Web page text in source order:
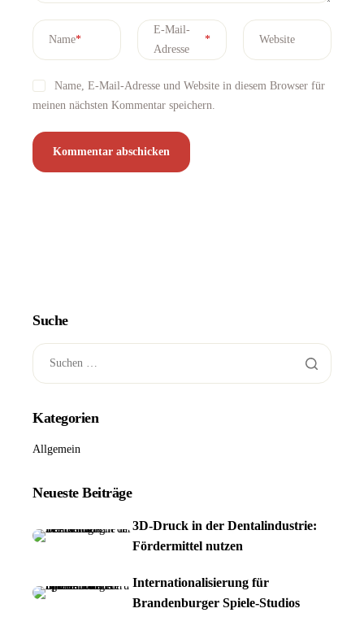
Name*
E-Mail-
Adresse
* Website
Name, E-Mail-Adresse und Website in diesem Browser für
meinen nächsten Kommentar speichern.
Suche
Kategorien
Allgemein
Neueste Beiträge
3D-Druck in der Dentalindustrie:
Fördermittel nutzen
Internationalisierung für
Brandenburger Spiele-Studios